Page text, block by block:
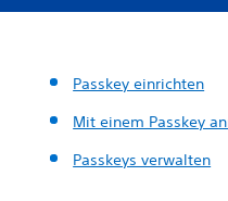
Passkey einrichten
Mit einem Passkey
Passkeys verwalten